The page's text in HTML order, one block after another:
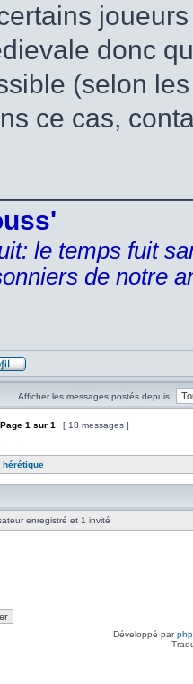
donc
(selon
ce cas,
le temps fuit
de notre
Afficher les messages postés depuis:
Page 1 sur 1 [ 18 messages ]
hérétique
enregistré et 1 invité
Développé par